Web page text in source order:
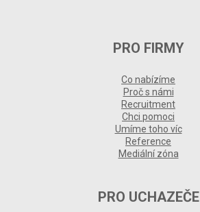
PRO FIRMY
Co nabízíme
Proč s námi
Recruitment
Chci pomoci
Umíme toho víc
Reference
Mediální zóna
PRO UCHAZEČE